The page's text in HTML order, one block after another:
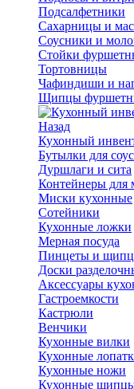
Подсалфетники
Сахарницы и
Соусники и
Стойки
Тортовницы
Чафиндиши и
Щипцы
Назад
Кухонный
Бутылки для
Дуршлаги и сита
Контейнеры для
Миски кухонные
Сотейники
Кухонные ложки
Мерная посуда
Пинцеты и
Доски
Аксессуары
Гастроемкости
Кастрюли
Венчики
Кухонные вилки
Кухонные
Кухонные ножи
Кухонные